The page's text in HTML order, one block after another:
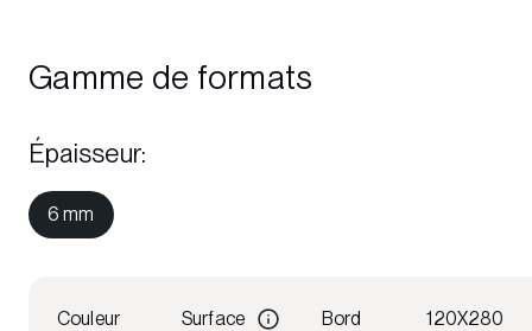
Gamme de formats
Épaisseur:
6 mm
Couleur Surface Bord 120X280